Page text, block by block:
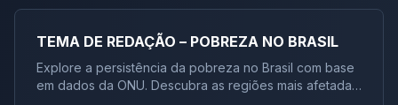
TEMA DE REDAÇÃO – POBREZA NO BRASIL
Explore a persistência da pobreza no Brasil com base
em dados da ONU. Descubra as regiões mais afetadas,